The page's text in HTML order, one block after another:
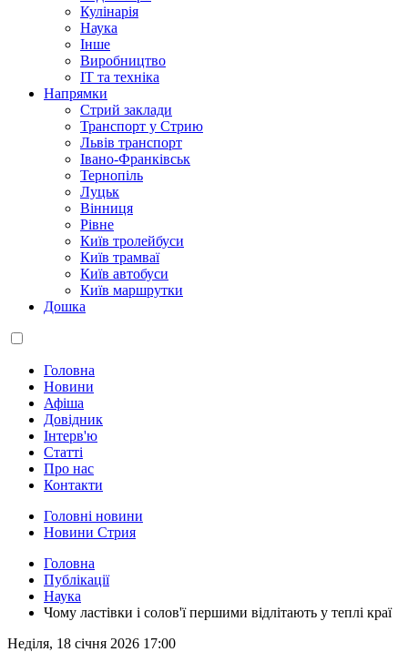
Кулінарія
Наука
Інше
Виробництво
IT та техніка
Напрямки
Стрий заклади
Транспорт у Стрию
Львів транспорт
Івано-Франківськ
Тернопіль
Луцьк
Вінниця
Рівне
Київ тролейбуси
Київ трамваї
Київ автобуси
Київ маршрутки
Дошка
Головна
Новини
Афіша
Довідник
Інтерв'ю
Статті
Про нас
Контакти
Головні новини
Новини Стрия
Головна
Публікації
Наука
Чому ластівки і солов'ї першими відлітають у теплі краї
Неділя, 18 січня 2026 17:00